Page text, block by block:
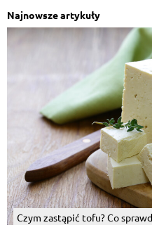
Najnowsze artykuły
Czym zastąpić tofu? Co